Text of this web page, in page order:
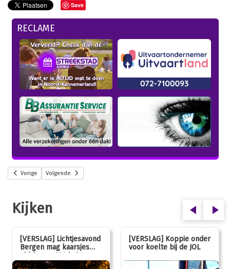
Save
RECLAME
Vorige Volgende
Kijken
[VERSLAG] Lichtjesavond
Bergen mag kaarsjes
uitblazen: 100 jarig
jubileum!
[VERSLAG] Koppie onder
voor koelte bij de JOL